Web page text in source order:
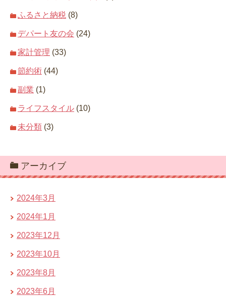
ふるさと納税 (8)
デパート友の会 (24)
家計管理 (33)
節約術 (44)
副業 (1)
ライフスタイル (10)
未分類 (3)
アーカイブ
2024年3月
2024年1月
2023年12月
2023年10月
2023年8月
2023年6月